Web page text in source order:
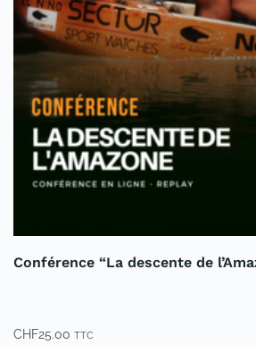
Conférence “La descente de
CHF25.00 TTC